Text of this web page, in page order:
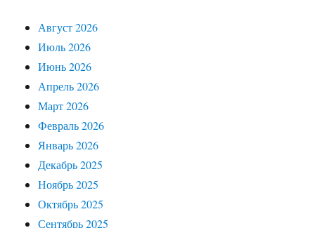
Август 2026
Июль 2026
Июнь 2026
Апрель 2026
Март 2026
Февраль 2026
Январь 2026
Декабрь 2025
Ноябрь 2025
Октябрь 2025
Сентябрь 2025